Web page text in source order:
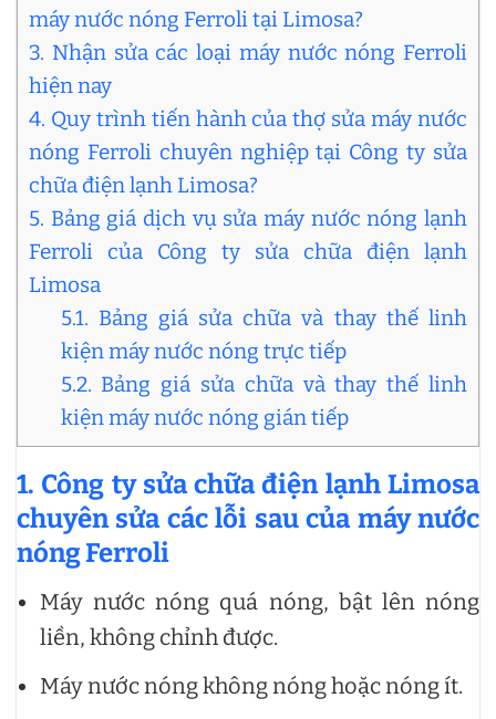
máy nước nóng Ferroli tại Limosa?
3. Nhận sửa các loại máy nước nóng Ferroli
hiện nay
4. Quy trình tiến hành của thợ sửa máy nước
nóng Ferroli chuyên nghiệp tại Công ty sửa
chữa điện lạnh Limosa?
5. Bảng giá dịch vụ sửa máy nước nóng lạnh
Ferroli của Công ty sửa chữa điện lạnh
Limosa
5.1. Bảng giá sửa chữa và thay thế linh
kiện máy nước nóng trực tiếp
5.2. Bảng giá sửa chữa và thay thế linh
kiện máy nước nóng gián tiếp
1. Công ty sửa chữa điện lạnh Limosa
chuyên sửa các lỗi sau của máy nước
nóng Ferroli
Máy nước nóng quá nóng, bật lên nóng
liền, không chỉnh được.
Máy nước nóng không nóng hoặc nóng ít.